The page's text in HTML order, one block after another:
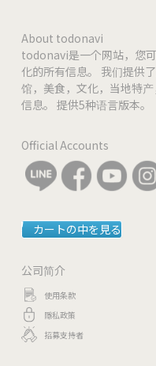
About todonavi
todonavi是一个网站，您
化的所有信息。 我们提供
馆，美食，文化，当地特
信息。 提供5种语言版本。
Official Accounts
カートの中を見る
公司简介
使用条款
隱私政策
招募支持者